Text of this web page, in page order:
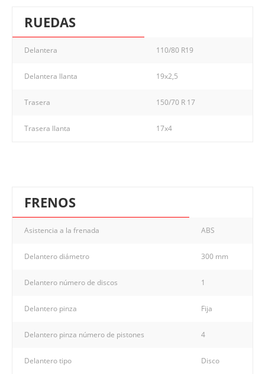
RUEDAS
Delantera 110/80 R19
Delantera llanta 19x2,5
Trasera 150/70 R 17
Trasera llanta 17x4
FRENOS
Asistencia a la frenada ABS
Delantero diámetro 300 mm
Delantero número de discos 1
Delantero pinza Fija
Delantero pinza número de pistones 4
Delantero tipo Disco